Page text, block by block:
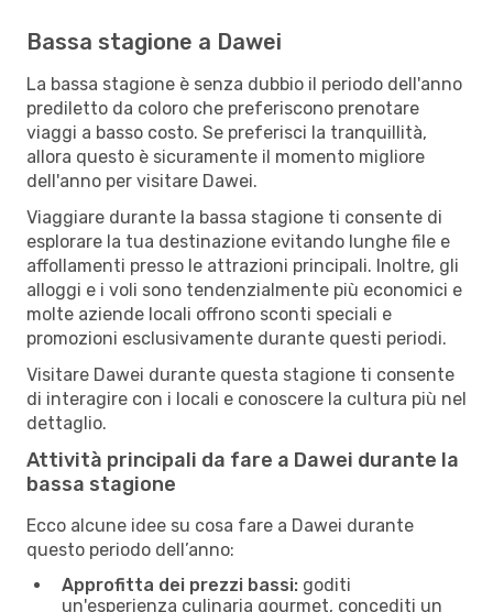
Bassa stagione a Dawei
La bassa stagione è senza dubbio il periodo dell'anno
prediletto da coloro che preferiscono prenotare
viaggi a basso costo. Se preferisci la tranquillità,
allora questo è sicuramente il momento migliore
dell'anno per visitare Dawei.
Viaggiare durante la bassa stagione ti consente di
esplorare la tua destinazione evitando lunghe file e
affollamenti presso le attrazioni principali. Inoltre, gli
alloggi e i voli sono tendenzialmente più economici e
molte aziende locali offrono sconti speciali e
promozioni esclusivamente durante questi periodi.
Visitare Dawei durante questa stagione ti consente
di interagire con i locali e conoscere la cultura più nel
dettaglio.
Attività principali da fare a Dawei durante la
bassa stagione
Ecco alcune idee su cosa fare a Dawei durante
questo periodo dell’anno:
Approfitta dei prezzi bassi: goditi
un'esperienza culinaria gourmet, concediti un